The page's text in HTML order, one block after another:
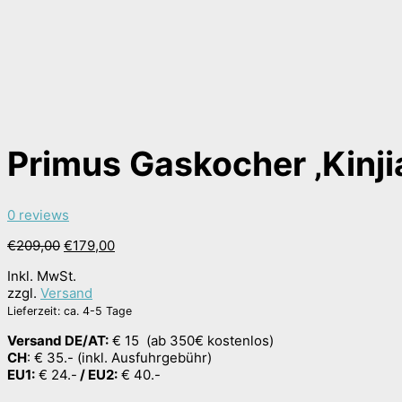
Primus Gaskocher
0 reviews
€209,00 Ursprünglicher
war:
€209,00
€179,00Aktueller
Inkl. MwSt.
zzgl. Versand
Lieferzeit: ca. 4-5 Tage
Versand DE/AT: € 15 (ab 350€ kostenlos)
CH: € 35.- (inkl. Ausfuhrgebühr)
EU1: € 24.- / EU2: € 40.-